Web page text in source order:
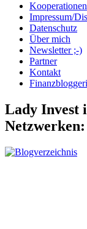
Kooperationen
Impressum/
Datenschutz
Über mich
Newsletter ;-)
Partner
Kontakt
Lady Invest
Netzwerken: